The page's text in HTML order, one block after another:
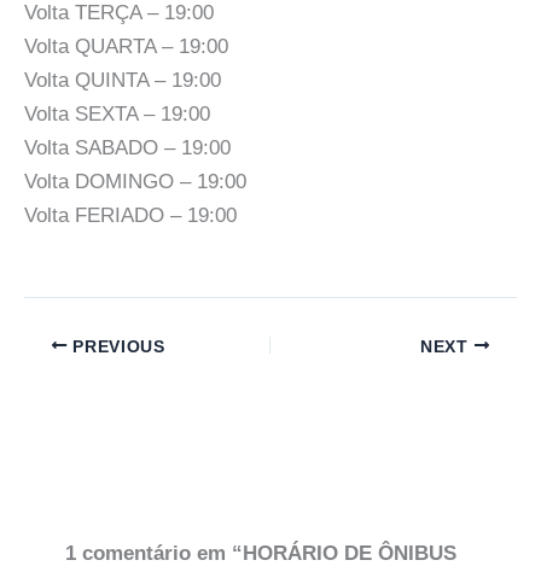
Volta TERÇA – 19:00
Volta QUARTA – 19:00
Volta QUINTA – 19:00
Volta SEXTA – 19:00
Volta SABADO – 19:00
Volta DOMINGO – 19:00
Volta FERIADO – 19:00
PREVIOUS NEXT
1 comentário em “HORÁRIO DE ÔNIBUS